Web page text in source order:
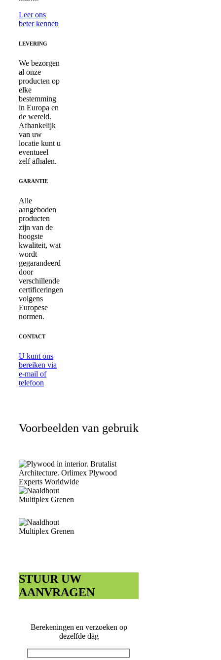
Leer ons
beter kennen
LEVERING
We bezorgen
al onze
producten op
elke
bestemming
in Europa en
de wereld.
Afhankelijk
van uw
locatie kunt u
eventueel
zelf afhalen.
GARANTIE
Alle
aangeboden
producten
zijn van de
hoogste
kwaliteit, wat
wordt
gegarandeerd
door
verschillende
certificeringen
volgens
Europese
normen.
CONTACT
U kunt ons
bereiken via
e-mail of
telefoon
Voorbeelden van gebruik
STUUR UW
AANVRAGEN
Berekeningen en verzoeken op
dezelfde dag